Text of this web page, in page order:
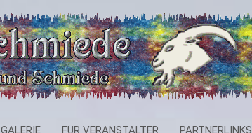
GALERIE FÜR VERANSTALTER PARTNERLINKS